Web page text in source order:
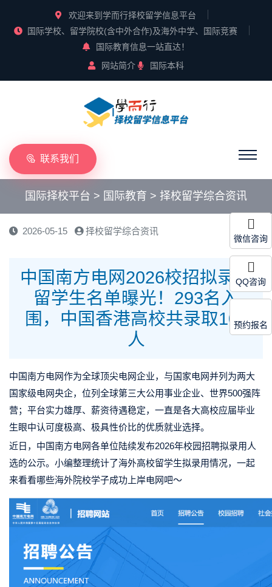
欢迎来到学而行择校留学信息平台
国际学校、留学院校(含中外合作)及海外中学、国际竞赛
国际教育信息一站直达！
网站简介
国际本科
联系我们
国际择校平台 > 国际教育 > 择校留学综合资讯
2026-05-15 择校留学综合资讯
中国南方电网2026校招拟录用
留学生名单曝光！293名入
围，中国香港高校共录取102
人
中国南方电网作为全球顶尖电网企业，与国家电网并列为两大
国家级电网央企，位列全球第三大公用事业企业、世界500强阵
营；平台实力雄厚、薪资待遇稳定，一直是各大高校应届毕业
生眼中认可度极高、极具性价比的优质就业选择。
近日，中国南方电网各单位陆续发布2026年校园招聘拟录用人
选的公示。小编整理统计了海外高校留学生拟录用情况，一起
来看看哪些海外院校学子成功上岸电网吧～
微信咨询
QQ咨询
预约报名